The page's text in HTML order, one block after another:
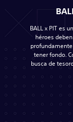
BALL x PIT es
héroes
tener fondo.
busca de